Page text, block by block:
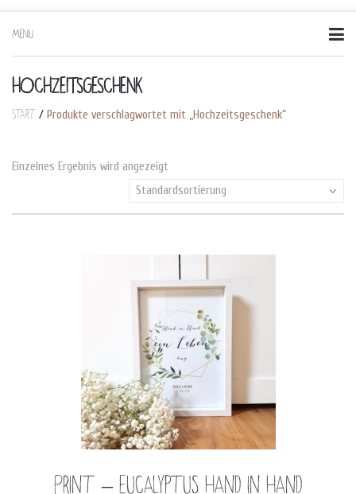
MENU
to
HOCHZEITSGESCHENK
Start / Produkte verschlagwortet mit „Hochzeitsgeschenk“
Einzelnes Ergebnis wird angezeigt
Standardsortierung
Print – Eucalyptus Hand in Hand